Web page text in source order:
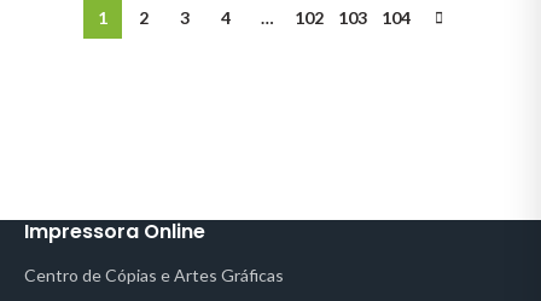
1 2 3 4 … 102 103 104
Impressora Online
Centro de Cópias e Artes Gráficas